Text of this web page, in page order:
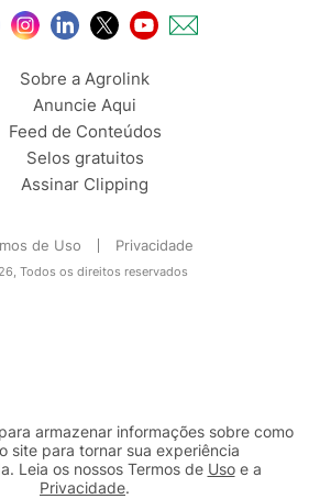
Sobre a Agrolink
Anuncie Aqui
Feed de Conteúdos
Selos gratuitos
Assinar Clipping
de Uso Privacidade
Todos os direitos reservados
armazenar informações sobre como
site para tornar sua experiência
Leia os nossos Termos de Usoe a
Privacidade.